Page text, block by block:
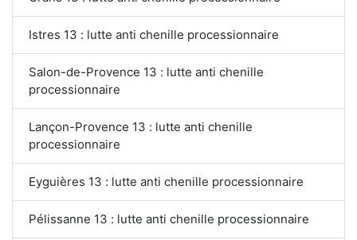
Istres 13 : lutte anti chenille processionnaire
Salon-de-Provence 13 : lutte anti chenille
processionnaire
Lançon-Provence 13 : lutte anti chenille
processionnaire
Eyguières 13 : lutte anti chenille processionnaire
Pélissanne 13 : lutte anti chenille processionnaire